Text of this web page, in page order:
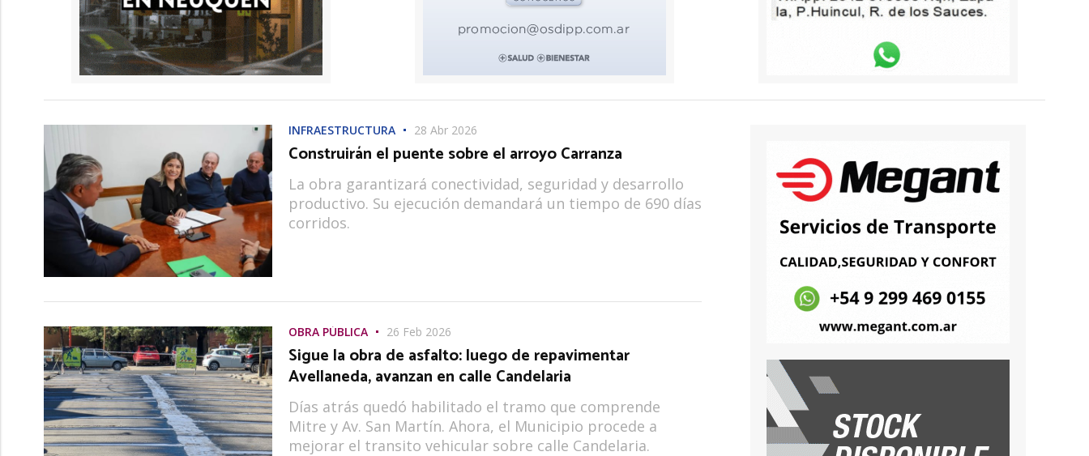
INFRAESTRUCTURA 28 Abr 2026
Construirán el puente sobre el arroyo Carranza
La obra garantizará conectividad, seguridad y desarrollo
productivo. Su ejecución demandará un tiempo de 690 días
corridos.
OBRA PÚBLICA 26 Feb 2026
Sigue la obra de asfalto: luego de repavimentar
Avellaneda, avanzan en calle Candelaria
Días atrás quedó habilitado el tramo que comprende
Mitre y Av. San Martín. Ahora, el Municipio procede a
mejorar el transito vehicular sobre calle Candelaria.